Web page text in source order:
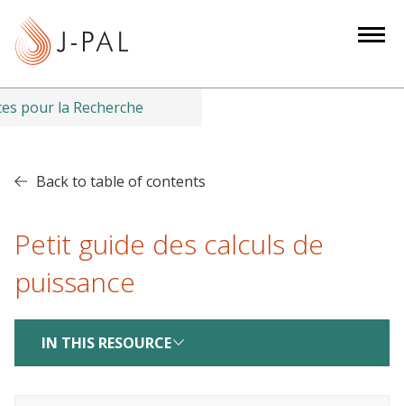
t
pour la Recherche
Back to table of contents
Petit guide des calculs de
puissance
IN THIS RESOURCE